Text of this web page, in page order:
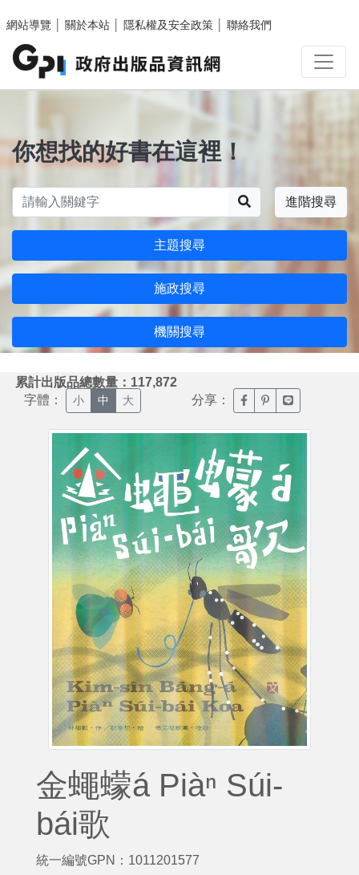
網站導覽
關於本站 隱私權及安全政策 聯絡我們
你想找的好書在這裡！
進階搜尋
主題搜尋
施政搜尋
機關搜尋
累計出版品總數量：117,872
字體： 小 中 大 分享： 臉書分享(另開新視窗)
噗浪分享(另開新
Line分享(另
金蠅蠓á Piàⁿ Súi-
bái歌
統一編號GPN：1011201577